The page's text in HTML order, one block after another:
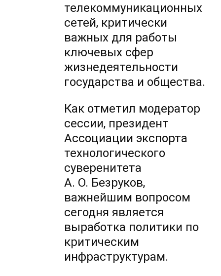
телекоммуникационных
сетей, критически
важных для работы
ключевых сфер
жизнедеятельности
государства и общества.
Как отметил модератор
сессии, президент
Ассоциации экспорта
технологического
суверенитета
А. О. Безруков,
важнейшим вопросом
сегодня является
выработка политики по
критическим
инфраструктурам.